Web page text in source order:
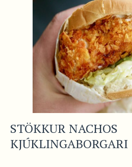
STÖKKUR NACHOS
KJÚKLINGABORGARI